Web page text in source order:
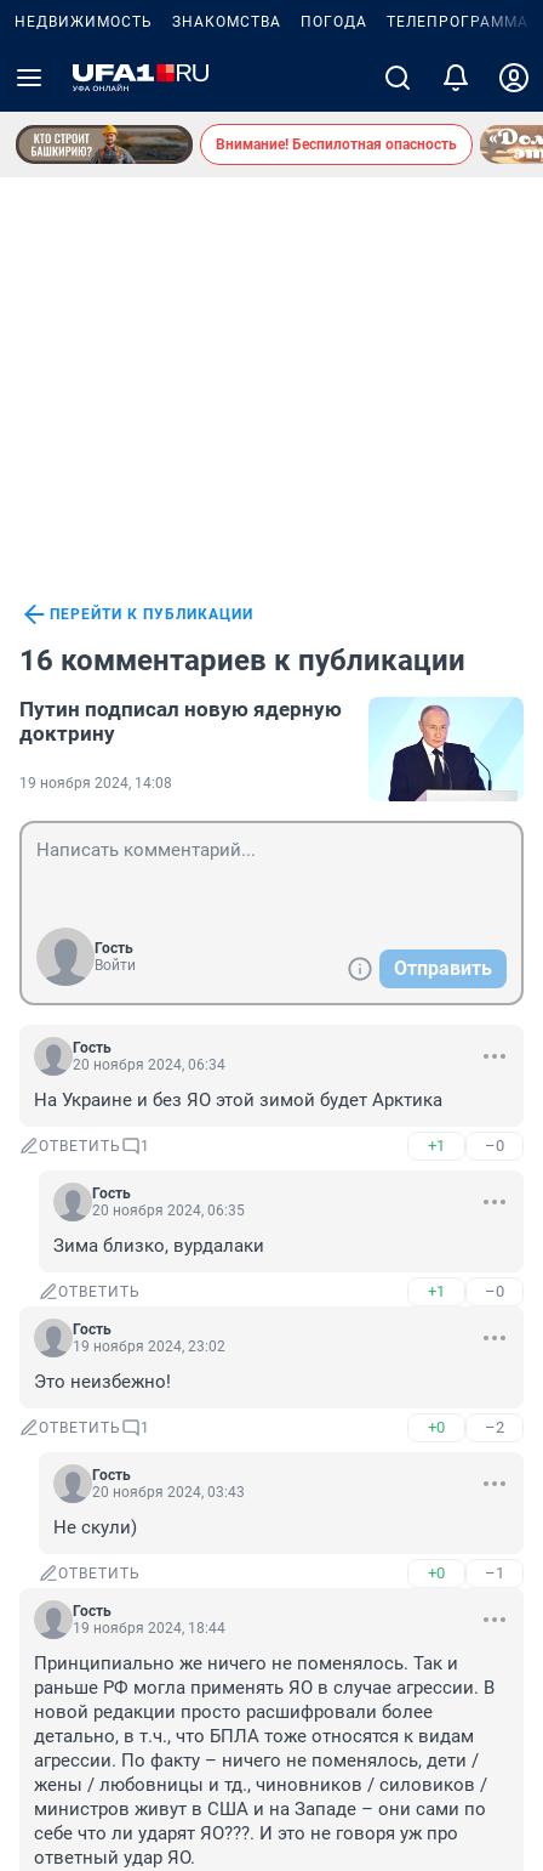
НЕДВИЖИМОСТЬ ЗНАКОМСТВА ПОГОДА ТЕЛЕПРОГРАММА
Внимание! Беспилотная опасность
ПЕРЕЙТИ К ПУБЛИКАЦИИ
16 комментариев к публикации
Путин подписал новую ядерную
доктрину
19 ноября 2024, 14:08
Гость
Войти
Отправить
Гость
20 ноября 2024, 06:34
На Украине и без ЯО этой зимой будет Арктика
ОТВЕТИТЬ 1 +1 –0
Гость
20 ноября 2024, 06:35
Зима близко, вурдалаки
ОТВЕТИТЬ +1 –0
Гость
19 ноября 2024, 23:02
Это неизбежно!
ОТВЕТИТЬ 1 +0 –2
Гость
20 ноября 2024, 03:43
Не скули)
ОТВЕТИТЬ +0 –1
Гость
19 ноября 2024, 18:44
Принципиально же ничего не поменялось. Так и
раньше РФ могла применять ЯО в случае агрессии. В
новой редакции просто расшифровали более
детально, в т.ч., что БПЛА тоже относятся к видам
агрессии. По факту – ничего не поменялось, дети /
жены / любовницы и тд., чиновников / силовиков /
министров живут в США и на Западе – они сами по
себе что ли ударят ЯО???. И это не говоря уж про
ответный удар ЯО.